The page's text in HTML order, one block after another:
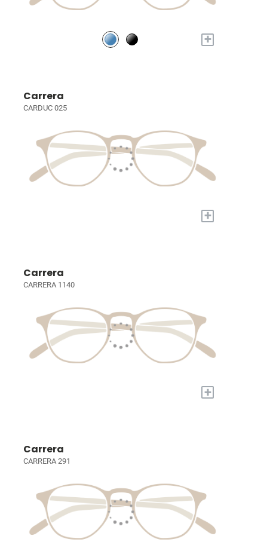
+
Carrera
CARDUC 025
+
Carrera
CARRERA 1140
+
Carrera
CARRERA 291